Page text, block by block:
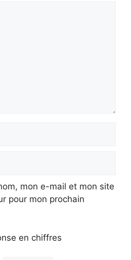
mon e-mail et mon site
pour mon prochain
en chiffres